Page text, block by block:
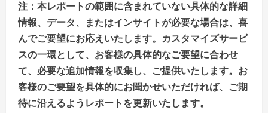
注：本レポートの範囲に含まれていない具体的な詳細
情報、データ、またはインサイトが必要な場合は、喜
んでご要望にお応えいたします。カスタマイズサービ
スの一環として、お客様の具体的なご要望に合わせ
て、必要な追加情報を収集し、ご提供いたします。お
客様のご要望を具体的にお聞かせいただければ、ご期
待に沿えるようレポートを更新いたします。